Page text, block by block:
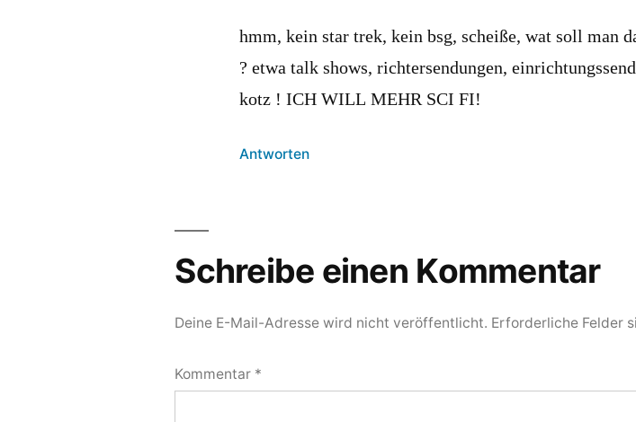
hmm, kein star trek, kein bsg, scheiße, wat soll man
? etwa talk shows, richtersendungen,
kotz ! ICH WILL MEHR SCI FI!
Antworten
Schreibe einen Kommentar
Deine E-Mail-Adresse wird nicht veröffentlicht. Erforderliche Felder
Kommentar *